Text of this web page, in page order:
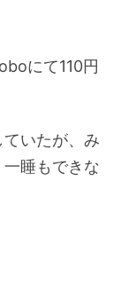
にて110円
いたが、み
睡もできな